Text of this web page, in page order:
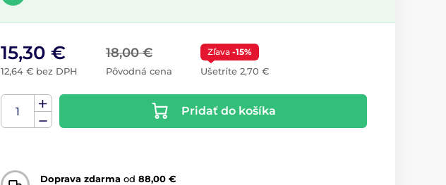
18,00 €
Pôvodná cena
15,30 €
12,64 € bez DPH
Zľava -15%
Ušetríte 2,70 €
Pridať do košíka
Doprava zdarma od 88,00 €